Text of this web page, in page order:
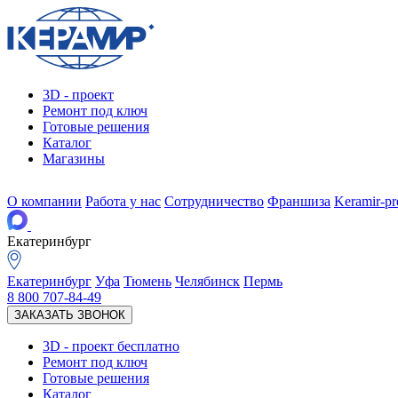
3D - проект
Ремонт под ключ
Готовые решения
Каталог
Магазины
О компании Работа у нас Сотрудничество Франшиза Keramir-
Екатеринбург
Екатеринбург Уфа Тюмень Челябинск Пермь
8 800 707-84-49
ЗАКАЗАТЬ ЗВОНОК
3D - проект бесплатно
Ремонт под ключ
Готовые решения
Каталог